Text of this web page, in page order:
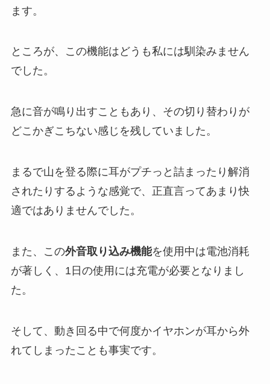
ます。
ところが、この機能はどうも私には馴染みません
でした。
急に音が鳴り出すこともあり、その切り替わりが
どこかぎこちない感じを残していました。
まるで山を登る際に耳がプチっと詰まったり解消
されたりするような感覚で、正直言ってあまり快
適ではありませんでした。
また、この外音取り込み機能を使用中は電池消耗
が著しく、1日の使用には充電が必要となりまし
た。
そして、動き回る中で何度かイヤホンが耳から外
れてしまったことも事実です。